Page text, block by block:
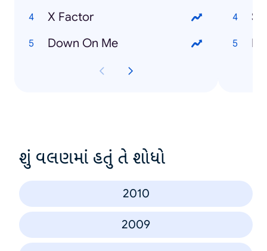
X Factor
Down On Me
શું વલણમાં હતું તે શોધો
2010
2009